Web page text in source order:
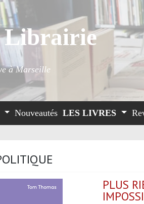
Librairie
à Marseille
Nouveautés LES LIVRES
PLUS